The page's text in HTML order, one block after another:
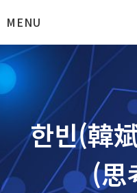
toMENU
한빈(韓
(思